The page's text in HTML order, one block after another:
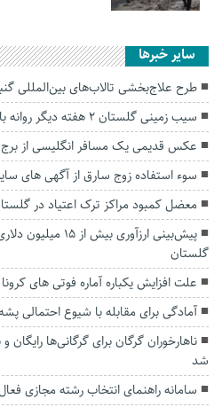
سایر خبرها
طرح علاج‌بخشی تالاب‌های بین‌المللی
سیب زمینی گلستان ۲ هفته دیگر روانه بازار می شود
عکس قدیمی یک مسافر انگلیسی از
سوء استفاده زوج سارق از آگهی های
معضل کمبود مراکز ترک اعتیاد در
پیش‌بینی ارزآوری
گلستان
علت افزایش یکباره آماره فوتی های
آمادگی برای مقابله با شیوع احتمالی
ناهارخوران گرگان برای گرگانی‌ها
شد
سامانه راهنمای انتخاب رشته مجازی